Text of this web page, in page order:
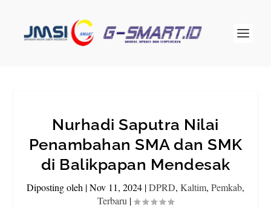
Nurhadi Saputra Nilai
Penambahan SMA dan SMK
di Balikpapan Mendesak
Diposting oleh |Nov 11, 2024 |DPRD, Kaltim, Pemkab,
Terbaru |